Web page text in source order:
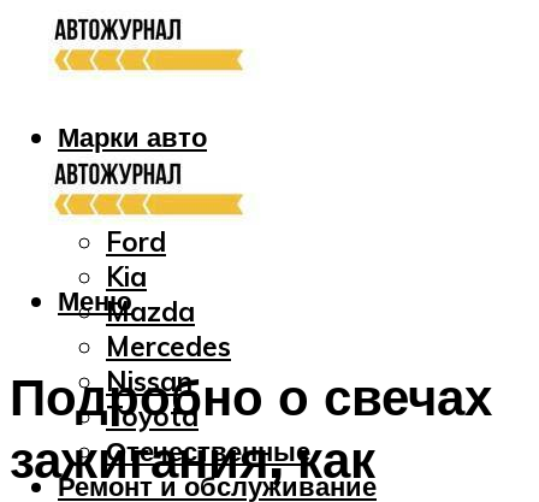
Марки авто
Audi
Bmw
Ford
Kia
Mazda
Mercedes
Nissan
Toyota
Отечественные
Ремонт и обслуживание
Меню
Подробно о свечах
зажигания, как